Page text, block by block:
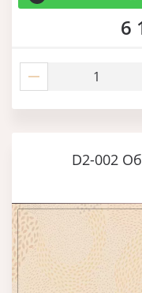
6
D2-002